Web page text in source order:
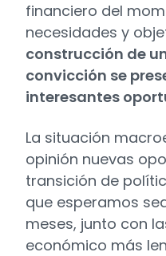
financiero del
necesidades y
construcción de
convicción se
interesantes
La situación
opinión nuevas
transición de
que esperamos
meses, junto con
económico más